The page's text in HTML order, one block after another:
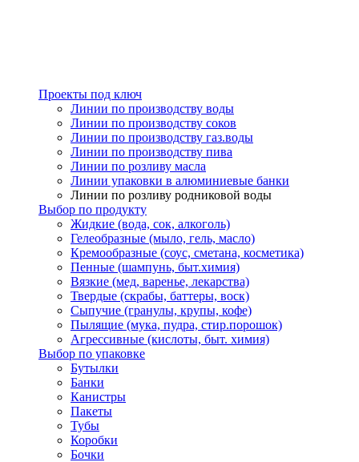
Проекты под ключ
Линии по производству воды
Линии по производству соков
Линии по производству газ.воды
Линии по производству пива
Линии по розливу масла
Линии упаковки в алюминиевые банки
Линии по розливу родниковой воды
Выбор по продукту
Жидкие (вода, сок, алкоголь)
Гелеобразные (мыло, гель, масло)
Кремообразные (соус, сметана, косметика)
Пенные (шампунь, быт.химия)
Вязкие (мед, варенье, лекарства)
Твердые (скрабы, баттеры, воск)
Сыпучие (гранулы, крупы, кофе)
Пылящие (мука, пудра, стир.порошок)
Агрессивные (кислоты, быт. химия)
Выбор по упаковке
Бутылки
Банки
Канистры
Пакеты
Тубы
Коробки
Бочки